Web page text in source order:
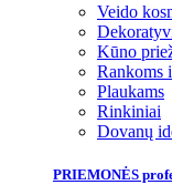
Veido
Kūno
Rankoms
Plaukams
Rinkiniai
Dovanų
PRIEMONĖS